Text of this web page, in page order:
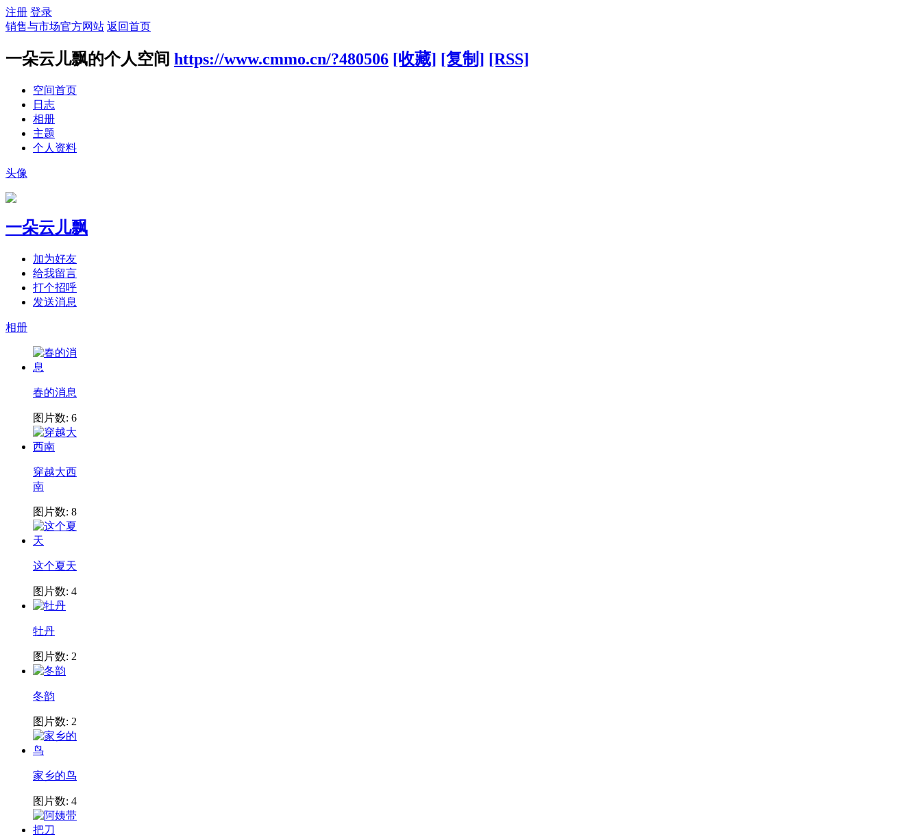
注册 登录
销售与市场官方网站 返回首页
一朵云儿飘的个人空间 https://www.cmmo.cn/?480506 [收藏] [复制] [RSS]
空间首页
日志
相册
主题
个人资料
头像
一朵云儿飘
加为好友
给我留言
打个招呼
发送消息
相册
春的消息
图片数: 6
穿越大西
南
图片数: 8
这个夏天
图片数: 4
牡丹
图片数: 2
冬韵
图片数: 2
家乡的鸟
图片数: 4